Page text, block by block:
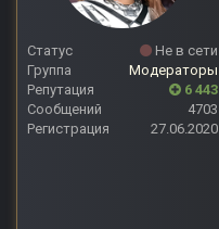
Статус
Не в сети
Группа
Модераторы
Репутация
6 443
Сообщений
4703
Регистрация
27.06.2020